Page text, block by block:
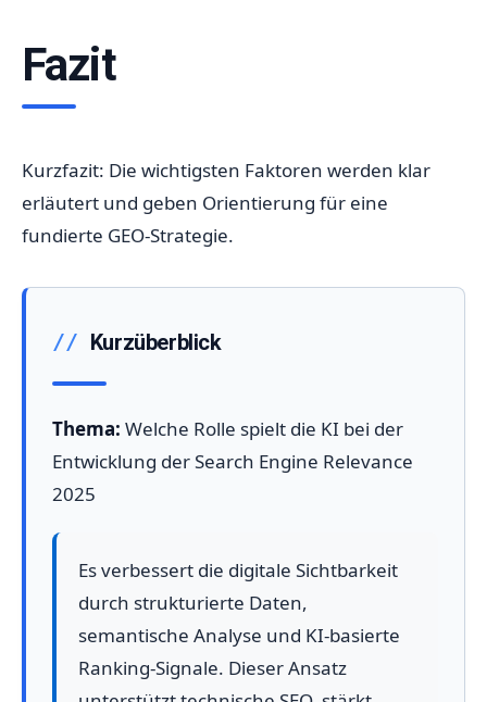
Fazit
Kurzfazit: Die wichtigsten Faktoren werden klar
erläutert und geben Orientierung für eine
fundierte GEO-Strategie.
Kurzüberblick
Thema: Welche Rolle spielt die KI bei der
Entwicklung der Search Engine Relevance
2025
Es verbessert die digitale Sichtbarkeit
durch strukturierte Daten,
semantische Analyse und KI-basierte
Ranking-Signale. Dieser Ansatz